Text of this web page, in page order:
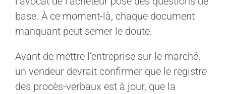
base. À ce moment-là, chaque document
manquant peut semer le doute.
Avant de mettre l’entreprise sur le marché,
un vendeur devrait confirmer que le registre
des procès-verbaux est à jour, que la